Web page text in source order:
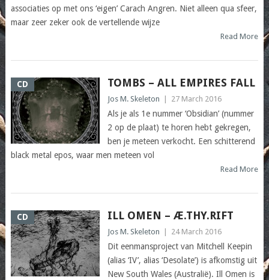
associaties op met ons ‘eigen’ Carach Angren. Niet alleen qua sfeer,
maar zeer zeker ook de vertellende wijze
Read More
CD TOMBS – ALL EMPIRES FALL
Jos M. Skeleton 27 March 2016
Als je als 1e nummer ‘Obsidian’ (nummer
2 op de plaat) te horen hebt gekregen,
ben je meteen verkocht. Een schitterend
black metal epos, waar men meteen vol
Read More
CD ILL OMEN – Æ.THY.RIFT
Jos M. Skeleton 24 March 2016
Dit eenmansproject van Mitchell Keepin
(alias ‘IV’, alias ‘Desolate’) is afkomstig uit
New South Wales (Australië). Ill Omen is